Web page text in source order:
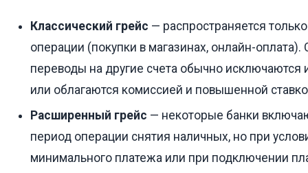
Классический грейс — распространяется
операции (покупки в магазинах, онлайн-
переводы на другие счета обычно исключаются
или облагаются комиссией и повышенной
Расширенный грейс — некоторые банки
период операции снятия наличных, но при
минимального платежа или при подключении